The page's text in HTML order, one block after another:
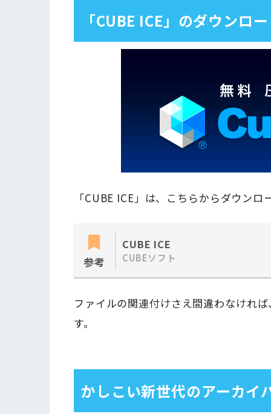
「CUBE ICE」のダウンロ
「CUBE ICE」は、こちらからダウンロ
参考
CUBE ICE
CUBEソフト
ファイルの関連付けさえ間違わなけれ
す。
かしこい新世代のアーカイ